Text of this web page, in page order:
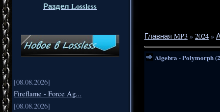
Раздел Lossless
[08.08.2026]
Fireflame - Force Ag...
[08.08.2026]
Главная MP3 » 2024 »
Algebra - Polymorph